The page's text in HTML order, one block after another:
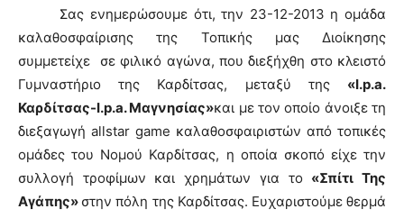
Σας ενημερώσουμε ότι, την 23-12-2013 η ομάδα
καλαθοσφαίρισης της Τοπικής μας Διοίκησης
συμμετείχε σε φιλικό αγώνα, που διεξήχθη στο κλειστό
Γυμναστήριο της Καρδίτσας, μεταξύ της «I.p.a.
Καρδίτσας-I.p.a. Μαγνησίας»και με τον οποίο άνοιξε τη
διεξαγωγή allstar game καλαθοσφαιριστών από τοπικές
ομάδες του Νομού Καρδίτσας, η οποία σκοπό είχε την
συλλογή τροφίμων και χρημάτων για το «Σπίτι Της
Αγάπης» στην πόλη της Καρδίτσας. Ευχαριστούμε θερμά